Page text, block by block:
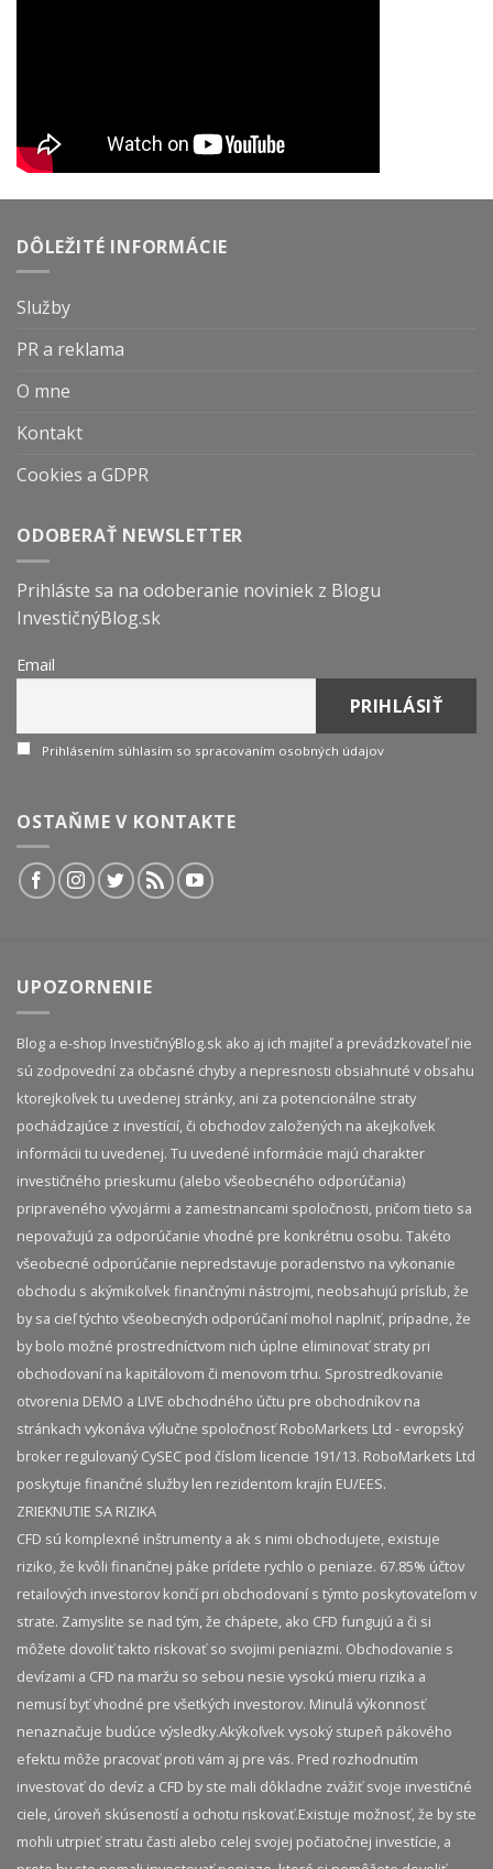
DÔLEŽITÉ INFORMÁCIE
Služby
PR a reklama
O mne
Kontakt
Cookies a GDPR
ODOBERAŤ NEWSLETTER
Prihláste sa na odoberanie noviniek z Blogu
InvestičnýBlog.sk
Email
Prihlásením súhlasím so spracovaním osobných údajov
OSTAŇME V KONTAKTE
UPOZORNENIE
Blog a e-shop InvestičnýBlog.sk ako aj ich majiteľ a prevádzkovateľ nie
sú zodpovední za občasné chyby a nepresnosti obsiahnuté v obsahu
ktorejkoľvek tu uvedenej stránky, ani za potencionálne straty
pochádzajúce z investícií, či obchodov založených na akejkoľvek
informácii tu uvedenej. Tu uvedené informácie majú charakter
investičného prieskumu (alebo všeobecného odporúčania)
pripraveného vývojármi a zamestnancami spoločnosti, pričom tieto sa
nepovažujú za odporúčanie vhodné pre konkrétnu osobu. Takéto
všeobecné odporúčanie nepredstavuje poradenstvo na vykonanie
obchodu s akýmikoľvek finančnými nástrojmi, neobsahujú prísľub, že
by sa cieľ týchto všeobecných odporúčaní mohol naplniť, prípadne, že
by bolo možné prostredníctvom nich úplne eliminovať straty pri
obchodovaní na kapitálovom či menovom trhu. Sprostredkovanie
otvorenia DEMO a LIVE obchodného účtu pre obchodníkov na
stránkach vykonáva výlučne spoločnosť RoboMarkets Ltd - evropský
broker regulovaný CySEC pod číslom licencie 191/13. RoboMarkets Ltd
poskytuje finančné služby len rezidentom krajín EU/EES.
ZRIEKNUTIE SA RIZIKA
CFD sú komplexné inštrumenty a ak s nimi obchodujete, existuje
riziko, že kvôli finančnej páke prídete rychlo o peniaze. 67.85% účtov
retailových investorov končí pri obchodovaní s týmto poskytovateľom v
strate. Zamyslite se nad tým, že chápete, ako CFD fungujú a či si
môžete dovoliť takto riskovať so svojimi peniazmi. Obchodovanie s
devízami a CFD na maržu so sebou nesie vysokú mieru rizika a
nemusí byť vhodné pre všetkých investorov. Minulá výkonnosť
nenaznačuje budúce výsledky.​ Akýkoľvek vysoký stupeň pákového
efektu môže pracovať proti vám aj pre vás. Pred rozhodnutím
investovať do devíz a CFD by ste mali dôkladne zvážiť svoje investičné
ciele, úroveň skúseností a ochotu riskovať.​ Existuje možnosť, že by ste
mohli utrpieť stratu časti alebo celej svojej počiatočnej investície, a